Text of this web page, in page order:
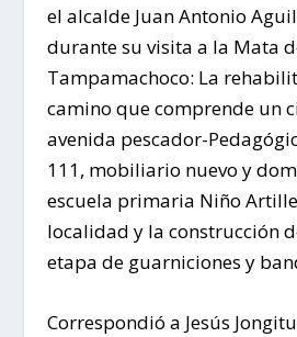
el alcalde Juan Antonio
durante su visita a la Mata
Tampamachoco: La
camino que comprende un
avenida pescador-
111, mobiliario nuevo y
escuela primaria Niño
localidad y la construcción
etapa de guarniciones y
Correspondió a Jesús